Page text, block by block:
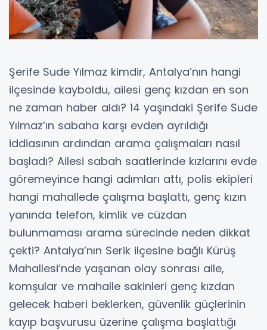
Şerife Sude Yılmaz kimdir, Antalya’nın hangi
ilçesinde kayboldu, ailesi genç kızdan en son
ne zaman haber aldı? 14 yaşındaki Şerife Sude
Yılmaz’ın sabaha karşı evden ayrıldığı
iddiasının ardından arama çalışmaları nasıl
başladı? Ailesi sabah saatlerinde kızlarını evde
göremeyince hangi adımları attı, polis ekipleri
hangi mahallede çalışma başlattı, genç kızın
yanında telefon, kimlik ve cüzdan
bulunmaması arama sürecinde neden dikkat
çekti? Antalya’nın Serik ilçesine bağlı Kürüş
Mahallesi’nde yaşanan olay sonrası aile,
komşular ve mahalle sakinleri genç kızdan
gelecek haberi beklerken, güvenlik güçlerinin
kayıp başvurusu üzerine çalışma başlattığı